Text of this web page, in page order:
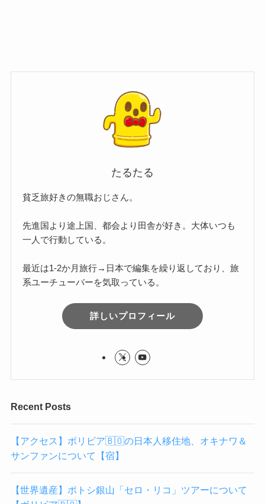
たるたる
貧乏旅好きの無職おじさん。
先進国より途上国、都会より田舎が好き。大体いつも
一人で行動している。
最近は1-2か月旅行→日本で編集を繰り返しており、旅
系ユーチューバーを気取っている。
詳しいプロフィール
Recent Posts
【アクセス】ボリビア🇧🇴の日本人移住地、オキナワ＆
サンファンについて【宿】
【世界遺産】ポトシ銀山「セロ・リコ」ツアーについて